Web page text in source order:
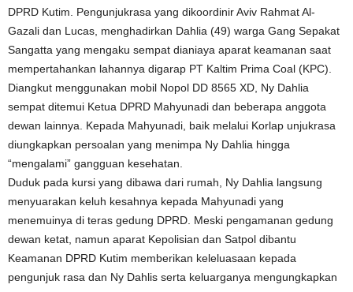
DPRD Kutim. Pengunjukrasa yang dikoordinir Aviv Rahmat Al-
Gazali dan Lucas, menghadirkan Dahlia (49) warga Gang Sepakat
Sangatta yang mengaku sempat dianiaya aparat keamanan saat
mempertahankan lahannya digarap PT Kaltim Prima Coal (KPC).
Diangkut menggunakan mobil Nopol DD 8565 XD, Ny Dahlia
sempat ditemui Ketua DPRD Mahyunadi dan beberapa anggota
dewan lainnya. Kepada Mahyunadi, baik melalui Korlap unjukrasa
diungkapkan persoalan yang menimpa Ny Dahlia hingga
“mengalami” gangguan kesehatan.
Duduk pada kursi yang dibawa dari rumah, Ny Dahlia langsung
menyuarakan keluh kesahnya kepada Mahyunadi yang
menemuinya di teras gedung DPRD. Meski pengamanan gedung
dewan ketat, namun aparat Kepolisian dan Satpol dibantu
Keamanan DPRD Kutim memberikan keleluasaan kepada
pengunjuk rasa dan Ny Dahlis serta keluarganya mengungkapkan